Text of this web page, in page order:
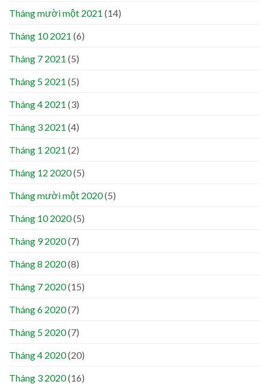
Tháng mười một 2021 (14)
Tháng 10 2021 (6)
Tháng 7 2021 (5)
Tháng 5 2021 (5)
Tháng 4 2021 (3)
Tháng 3 2021 (4)
Tháng 1 2021 (2)
Tháng 12 2020(5)
Tháng mười một 2020(5)
Tháng 10 2020(5)
Tháng 9 2020(7)
Tháng 8 2020(8)
Tháng 7 2020(15)
Tháng 6 2020(7)
Tháng 5 2020(7)
Tháng 4 2020(20)
Tháng 3 2020(16)